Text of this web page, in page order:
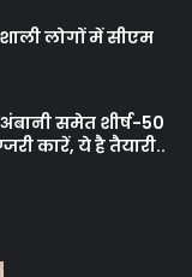
लोगों में सीएम
समेत शीर्ष-50
कारें, ये है तैयारी..